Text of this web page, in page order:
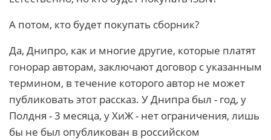
А потом, кто будет покупать сборник?
Да, Днипро, как и многие другие, которые платят
гонорар авторам, заключают договор с указанным
термином, в течение которого автор не может
публиковать этот рассказ. У Днипра был - год, у
Полдня - 3 месяца, у ХиЖ - нет ограничения, лишь
бы не был опубликован в российском